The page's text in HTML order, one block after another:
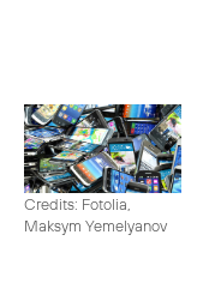
Credits: Fotolia,
Maksym Yemelyanov